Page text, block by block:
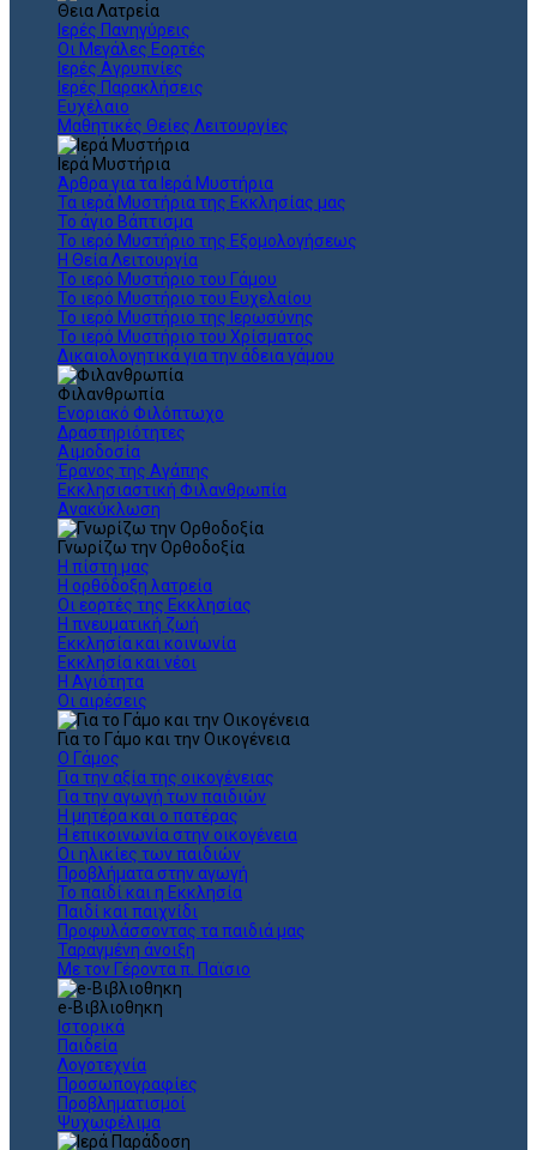
Θεια Λατρεία
Ιερές Πανηγύρεις
Οι Μεγάλες Εορτές
Ιερές Αγρυπνίες
Ιερές Παρακλήσεις
Ευχέλαιο
Μαθητικές Θείες Λειτουργίες
Ιερά Μυστήρια
Άρθρα για τα Ιερά Μυστήρια
Τα ιερά Μυστήρια της Εκκλησίας μας
Το άγιο Βάπτισμα
Το ιερό Μυστήριο της Εξομολογήσεως
Η Θεία Λειτουργία
Το ιερό Μυστήριο του Γάμου
Το ιερό Μυστήριο του Ευχελαίου
Το ιερό Μυστήριο της Ιερωσύνης
Το ιερό Μυστήριο του Χρίσματος
Δικαιολογητικά για την άδεια γάμου
Φιλανθρωπία
Ενοριακό Φιλόπτωχο
Δραστηριότητες
Αιμοδοσία
Έρανος της Αγάπης
Εκκλησιαστική Φιλανθρωπία
Ανακύκλωση
Γνωρίζω την Ορθοδοξία
Η πίστη μας
Η ορθόδοξη λατρεία
Οι εορτές της Εκκλησίας
Η πνευματική ζωή
Εκκλησία και κοινωνία
Εκκλησία και νέοι
Η Αγιότητα
Οι αιρέσεις
Για το Γάμο και την Οικογένεια
Ο Γάμος
Για την αξία της οικογένειας
Για την αγωγή των παιδιών
Η μητέρα και ο πατέρας
Η επικοινωνία στην οικογένεια
Οι ηλικίες των παιδιών
Προβλήματα στην αγωγή
Το παιδί και η Εκκλησία
Παιδί και παιχνίδι
Προφυλάσσοντας τα παιδιά μας
Ταραγμένη άνοιξη
Με τον Γέροντα π. Παϊσιο
e-Βιβλιοθηκη
Ιστορικά
Παιδεία
Λογοτεχνία
Προσωπογραφίες
Προβληματισμοί
Ψυχωφέλιμα